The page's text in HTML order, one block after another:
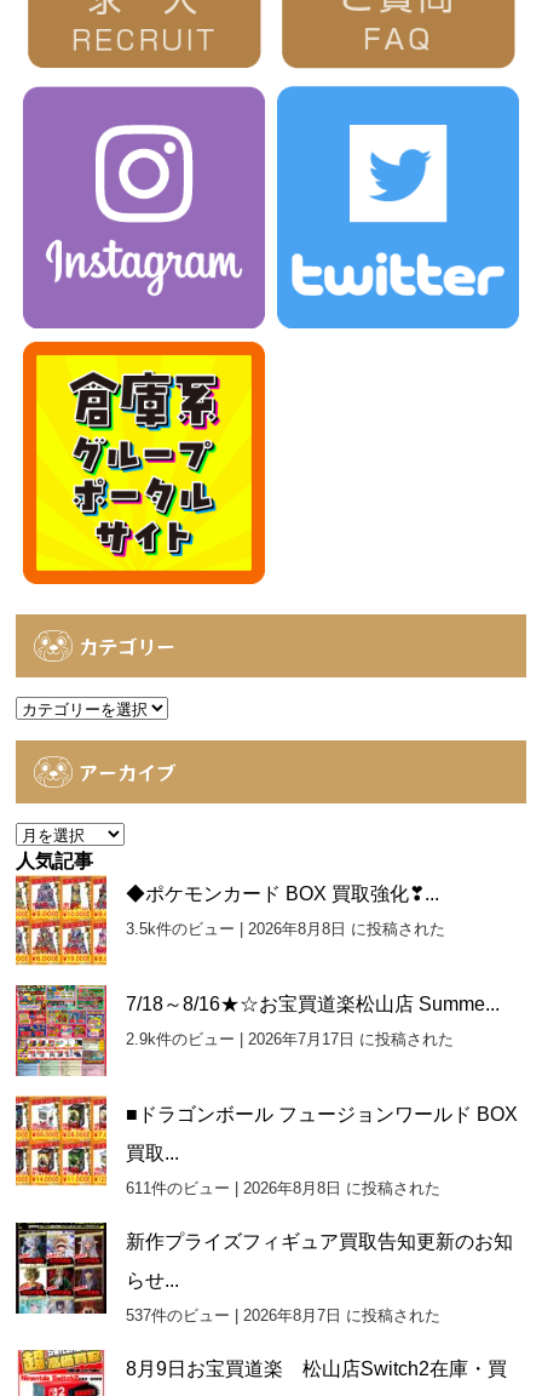
カテゴリー
カ
アーカイブ
ア
ー
カ
イ
ブ
人気記事
◆ポケモンカード BOX 買取強化❣...
3.5k件のビュー |2026年8月8日 に投稿された
7/18～8/16★☆お宝買道楽松山店 Summe...
2.9k件のビュー |2026年7月17日 に投稿された
■ドラゴンボール フュージョンワールド BOX
買取...
611件のビュー |2026年8月8日 に投稿された
新作プライズフィギュア買取告知更新のお知
らせ...
537件のビュー |2026年8月7日 に投稿された
8月9日お宝買道楽 松山店Switch2在庫・買